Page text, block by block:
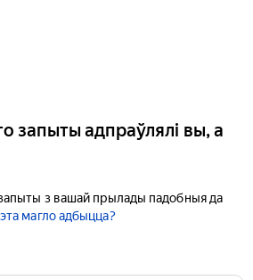
запыты адпраўлялі вы, а
з вашай прылады падобныя да
магло адбыцца?